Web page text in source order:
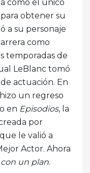
como el único
obtener su
a su personaje
como
temporadas de
LeBlanc tomó
actuación. En
un regreso
en Episodios, la
por
le valió a
Actor. Ahora
un plan.